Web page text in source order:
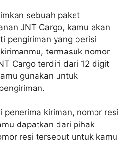
sebuah paket
JNT Cargo, kamu akan
pengiriman yang berisi
termasuk nomor
Cargo terdiri dari 12 digit
gunakan untuk
penerima kiriman, nomor resi
dapatkan dari pihak
resi tersebut untuk kamu